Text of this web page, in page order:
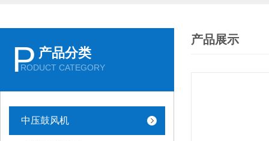
P 产品分类
RODUCT CATEGORY
中压鼓风机
产品展示